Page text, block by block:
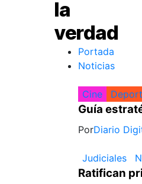
Portada
Noticias
Cine
Guía
PorDiario
Judiciales
Ratifican